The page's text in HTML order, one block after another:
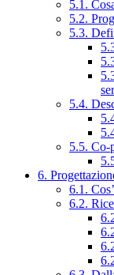
5.1.
5.2.
5.3.
5.4.
5.5. Co-
6.
6.1.
6.2.